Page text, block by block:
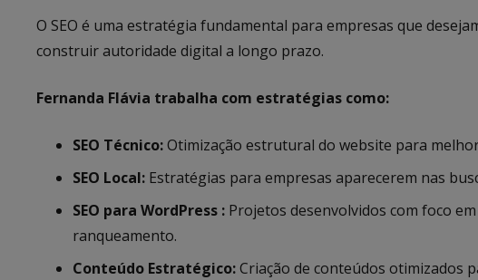
O SEO é uma estratégia fundamental para empresas que
construir autoridade digital a longo prazo.
Fernanda Flávia trabalha com estratégias como:
SEO Técnico:Otimização estrutural do website para
SEO Local: Estratégias para empresas aparecerem nas
SEO para WordPress : Projetos desenvolvidos com foco
ranqueamento.
Conteúdo Estratégico:Criação de conteúdos otimizados